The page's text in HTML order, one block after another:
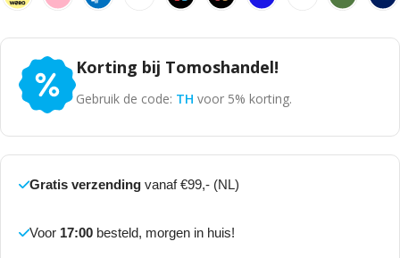
Korting bij Tomoshandel!
Gebruik de code: TH voor 5% korting.
Gratis verzending vanaf €99,- (NL)
Voor 17:00 besteld, morgen in huis!